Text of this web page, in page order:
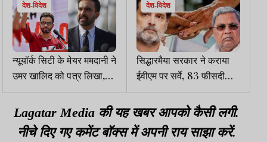
देश-विदेश
न्यूयॉर्क सिटी के मेयर ममदानी ने
उमर खालिद को पत्र लिखा,
आठ अमेरिकी सांसदों ने रिहा
करने की मांग की
देश-विदेश
सिद्धारमैया सरकार ने कराया
ईवीएम पर सर्वे, 83 फीसदी
लोगों ने भरोसा जताया, कांग्रेस
बैकफुट पर
Lagatar Media की यह खबर आपको कैसी लगी.
नीचे दिए गए कमेंट बॉक्स में अपनी राय साझा करें.